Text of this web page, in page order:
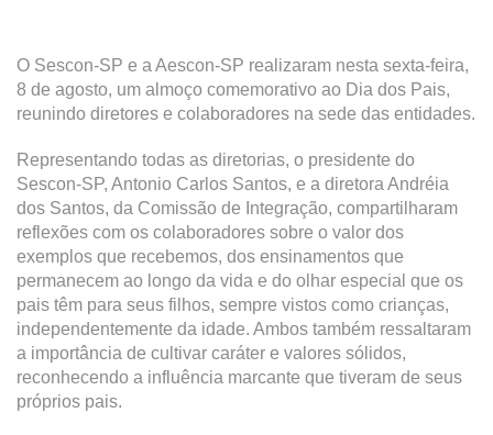
O Sescon-SP e a Aescon-SP realizaram nesta sexta-feira,
8 de agosto, um almoço comemorativo ao Dia dos Pais,
reunindo diretores e colaboradores na sede das entidades.
Representando todas as diretorias, o presidente do
Sescon-SP, Antonio Carlos Santos, e a diretora Andréia
dos Santos, da Comissão de Integração, compartilharam
reflexões com os colaboradores sobre o valor dos
exemplos que recebemos, dos ensinamentos que
permanecem ao longo da vida e do olhar especial que os
pais têm para seus filhos, sempre vistos como crianças,
independentemente da idade. Ambos também ressaltaram
a importância de cultivar caráter e valores sólidos,
reconhecendo a influência marcante que tiveram de seus
próprios pais.